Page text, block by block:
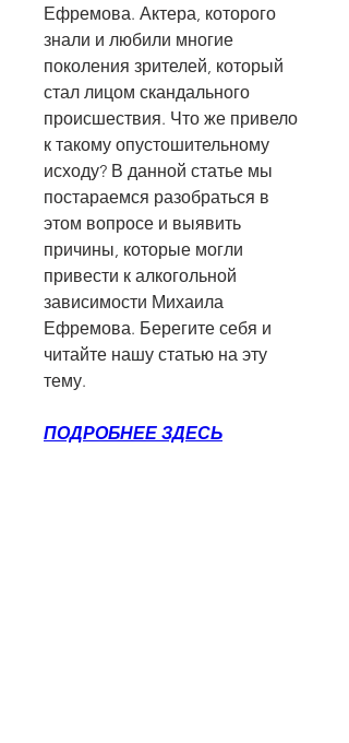
Ефремова. Актера, которого
знали и любили многие
поколения зрителей, который
стал лицом скандального
происшествия. Что же привело
к такому опустошительному
исходу? В данной статье мы
постараемся разобраться в
этом вопросе и выявить
причины, которые могли
привести к алкогольной
зависимости Михаила
Ефремова. Берегите себя и
читайте нашу статью на эту
тему.
ПОДРОБНЕЕ ЗДЕСЬ